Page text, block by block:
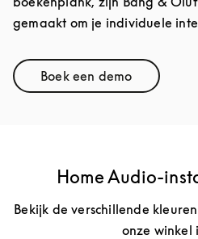
gemaakt om je individuele
Boek een demoLink Opens in New
Home Audio-
Bekijk de verschillende
onze winkel